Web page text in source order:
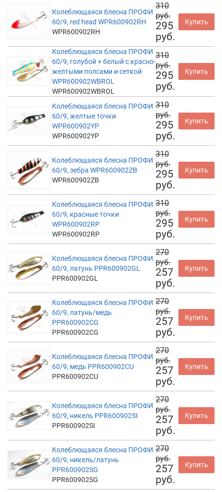
Колеблющаяся блесна ПРОФИ
60/9, red head WPR600902RH
WPR600902RH
310
руб.
295
руб.
Купить
Колеблющаяся блесна ПРОФИ
60/9, голубой + белый с красно-
желтыми полсами и сеткой
WPR600902WBROL
WPR600902WBROL
310
руб.
295
руб.
Купить
Колеблющаяся блесна ПРОФИ
60/9, желтые точки
WPR600902YP
WPR600902YP
310
руб.
295
руб.
Купить
Колеблющаяся блесна ПРОФИ
60/9, зебра WPR600902ZB
WPR600902ZB
310
руб.
295
руб.
Купить
Колеблющаяся блесна ПРОФИ
60/9, красные точки
WPR600902RP
WPR600902RP
310
руб.
295
руб.
Купить
Колеблющаяся блесна ПРОФИ
60/9, латунь PPR600902GL
PPR600902GL
270
руб.
257
руб.
Купить
Колеблющаяся блесна ПРОФИ
60/9, латунь/медь
PPR600902CG
PPR600902CG
270
руб.
257
руб.
Купить
Колеблющаяся блесна ПРОФИ
60/9, медь PPR600902CU
PPR600902CU
270
руб.
257
руб.
Купить
Колеблющаяся блесна ПРОФИ
60/9, никель PPR600902SI
PPR600902SI
270
руб.
257
руб.
Купить
Колеблющаяся блесна ПРОФИ
60/9, никель/латунь
PPR600902SG
PPR600902SG
270
руб.
257
руб.
Купить